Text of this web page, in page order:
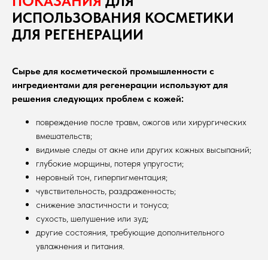
ИСПОЛЬЗОВАНИЯ КОСМЕТИКИ
ДЛЯ РЕГЕНЕРАЦИИ
Сырье для косметической промышленности с
ингредиентами для регенерации используют для
решения следующих проблем с кожей:
повреждение после травм, ожогов или хирургических
вмешательств;
видимые следы от акне или других кожных высыпаний;
глубокие морщины, потеря упругости;
неровный тон, гиперпигментация;
чувствительность, раздраженность;
снижение эластичности и тонуса;
сухость, шелушение или зуд;
другие состояния, требующие дополнительного
увлажнения и питания.